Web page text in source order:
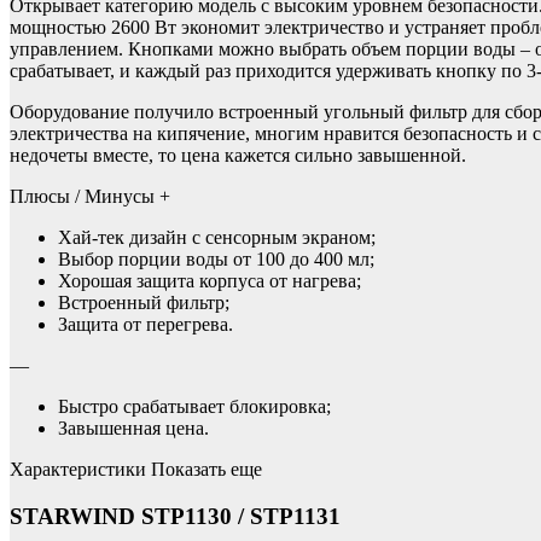
Открывает категорию модель с высоким уровнем
мощностью 2600 Вт экономит электричество и устраняет
управлением. Кнопками можно выбрать объем порции воды –
срабатывает, и каждый раз приходится удерживать кнопку по
Оборудование получило встроенный угольный фильтр для
электричества на кипячение, многим нравится безопасность
недочеты вместе, то цена кажется сильно завышенной.
Плюсы / Минусы +
Хай-тек дизайн с сенсорным экраном;
Выбор порции воды от 100 до 400 мл;
Хорошая защита корпуса от нагрева;
Встроенный фильтр;
Защита от перегрева.
—
Быстро срабатывает блокировка;
Завышенная цена.
Характеристики Показать еще
STARWIND STP1130 / STP1131